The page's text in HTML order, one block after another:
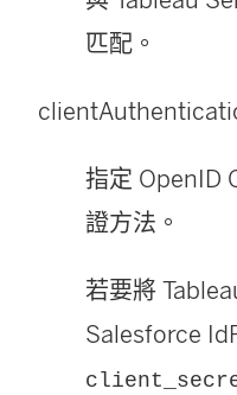
匹配。
指定 OpenID
證方法。
若要將
Salesforce